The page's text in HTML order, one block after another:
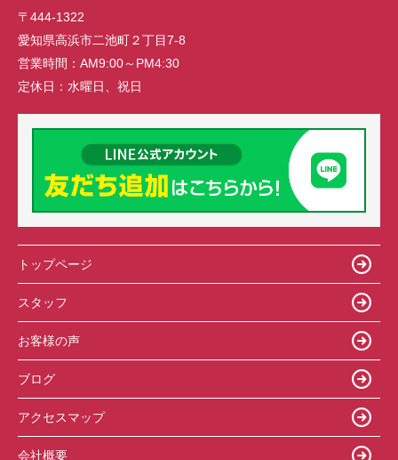
〒444-1322
愛知県高浜市二池町２丁目7-8
営業時間： AM9:00～PM4:30
定休日： 水曜日、祝日
トップページ
スタッフ
お客様の声
ブログ
アクセスマップ
会社概要